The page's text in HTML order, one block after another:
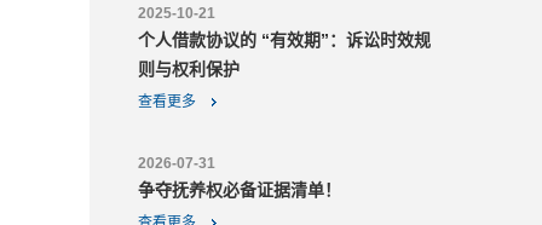
2025-10-21
个人借款协议的 “有效期”：诉讼时效规
则与权利保护
查看更多
2026-07-31
争夺抚养权必备证据清单！